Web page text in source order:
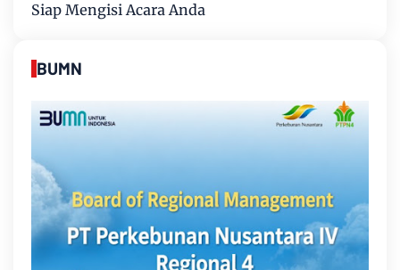
Siap Mengisi Acara Anda
BUMN